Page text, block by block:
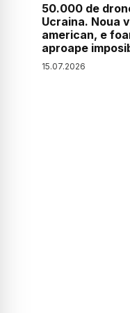
50.000 de
Ucraina. Noua
american, e
aproape
15.07.2026